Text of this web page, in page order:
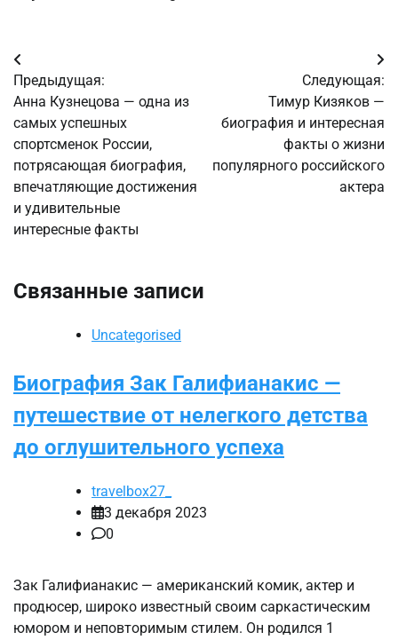
Навигация
по
записям
Предыдущая:
Анна Кузнецова — одна из
самых успешных
спортсменок России,
потрясающая биография,
впечатляющие достижения
и удивительные
интересные факты
Следующая:
Тимур Кизяков —
биография и интересная
факты о жизни
популярного российского
актера
Связанные записи
Uncategorised
Биография Зак Галифианакис —
путешествие от нелегкого детства
до оглушительного успеха
travelbox27_
3 декабря 2023
0
Зак Галифианакис — американский комик, актер и
продюсер, широко известный своим саркастическим
юмором и неповторимым стилем. Он родился 1